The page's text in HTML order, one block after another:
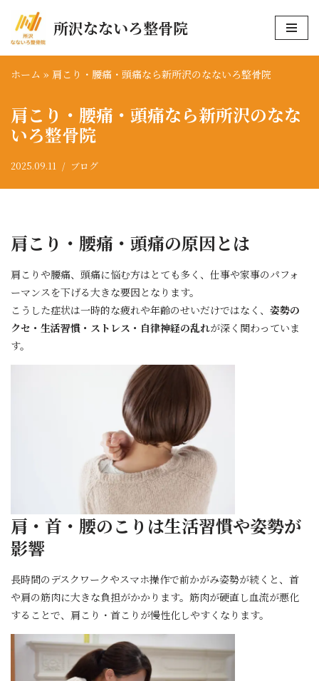
コ
ン
テ
ツ
へ
ス
キ
所沢なないろ整骨院
ホーム » 肩こり・腰痛・頭痛なら新所沢のなないろ整骨院
肩こり・腰痛・頭痛なら新所沢のなな
いろ整骨院
2025.09.11 ブログ
肩こり・腰痛・頭痛の原因とは
肩こりや腰痛、頭痛に悩む方はとても多く、仕事や家事のパフォ
ーマンスを下げる大きな要因となります。
こうした症状は一時的な疲れや年齢のせいだけではなく、 姿勢の
クセ・生活習慣・ストレス・自律神経の乱れが深く関わっていま
す。
肩・首・腰のこりは生活習慣や姿勢が
影響
長時間のデスクワークやスマホ操作で前かがみ姿勢が続くと、首
や肩の筋肉に大きな負担がかかります。筋肉が硬直し血流が悪化
することで、肩こり・首こりが慢性化しやすくなります。